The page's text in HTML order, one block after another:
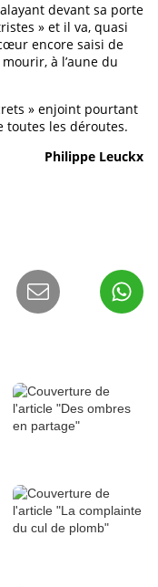
devant sa porte
» et il va, quasi
encore saisi de
à l’aune du
» enjoint pourtant
les déroutes.
Philippe Leuckx